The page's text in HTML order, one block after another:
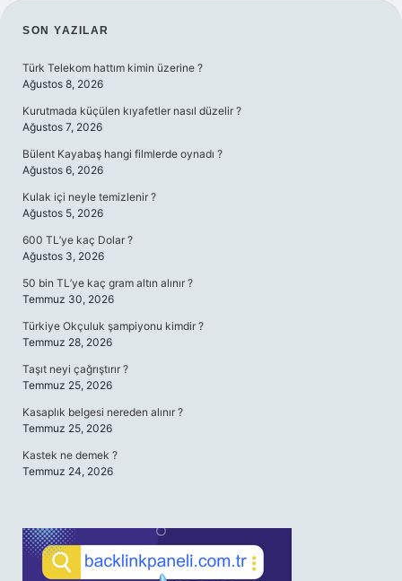
SIDEBAR
SON YAZILAR
Türk Telekom hattım kimin üzerine ?
Ağustos 8, 2026
Kurutmada küçülen kıyafetler nasıl düzelir ?
Ağustos 7, 2026
Bülent Kayabaş hangi filmlerde oynadı ?
Ağustos 6, 2026
Kulak içi neyle temizlenir ?
Ağustos 5, 2026
600 TL’ye kaç Dolar ?
Ağustos 3, 2026
50 bin TL’ye kaç gram altın alınır ?
Temmuz 30, 2026
Türkiye Okçuluk şampiyonu kimdir ?
Temmuz 28, 2026
Taşıt neyi çağrıştırır ?
Temmuz 25, 2026
Kasaplık belgesi nereden alınır ?
Temmuz 25, 2026
Kastek ne demek ?
Temmuz 24, 2026